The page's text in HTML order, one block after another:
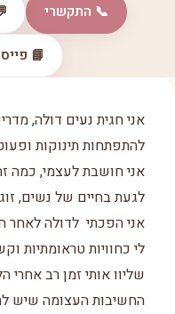
📞 התקשרי
📘
אני חגית נעים דולה,
להתפתחות תינוקות ופעוטות
אני חושבת לעצמי, כמה
לגעת בחיים של נשים,
לי כחוויות טראומתיות
שליוו אותי זמן רב אחרי
החשיבות העצומה שיש